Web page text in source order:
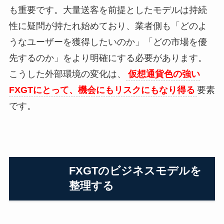
も重要です。大量送客を前提としたモデルは持続
性に疑問が持たれ始めており、業者側も「どのよ
うなユーザーを獲得したいのか」「どの市場を優
先するのか」をより明確にする必要があります。
こうした外部環境の変化は、
仮想通貨色の強い
FXGTにとって、機会にもリスクにもなり得る 要素
です。
FXGTのビジネスモデルを
整理する